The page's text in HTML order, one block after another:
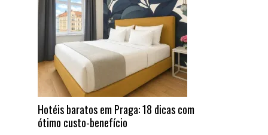
Hotéis baratos em Praga: 18 dicas com
ótimo custo-benefício